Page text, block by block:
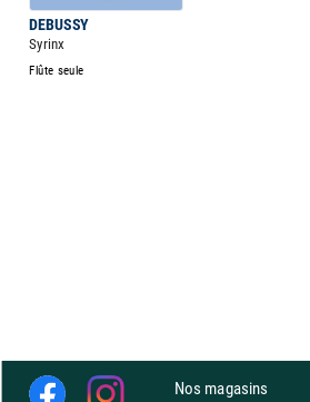
DEBUSSY
Syrinx
Flûte seule
Nos magasins